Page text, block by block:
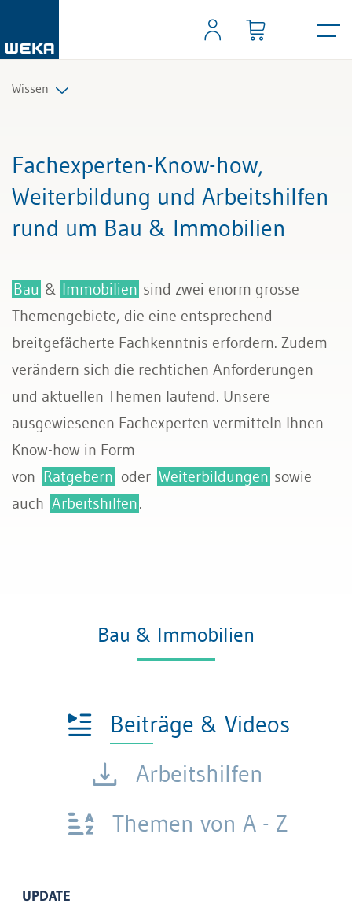
Wissen
Management
Führung & Kompetenzen
Recht
Bau & Immobilien
Fachexperten-Know-how,
Weiterbildung und Arbeitshilfen
rund um Bau & Immobilien
Bau & Immobilien sind zwei enorm grosse
Themengebiete, die eine entsprechend
breitgefächerte Fachkenntnis erfordern. Zudem
verändern sich die rechtichen Anforderungen
und aktuellen Themen laufend. Unsere
ausgewiesenen Fachexperten vermitteln Ihnen
Know-how in Form
von Ratgebern oder Weiterbildungen sowie
auch Arbeitshilfen.
Bau & Immobilien
Beiträge & Videos
Arbeitshilfen
Themen von A - Z
UPDATE